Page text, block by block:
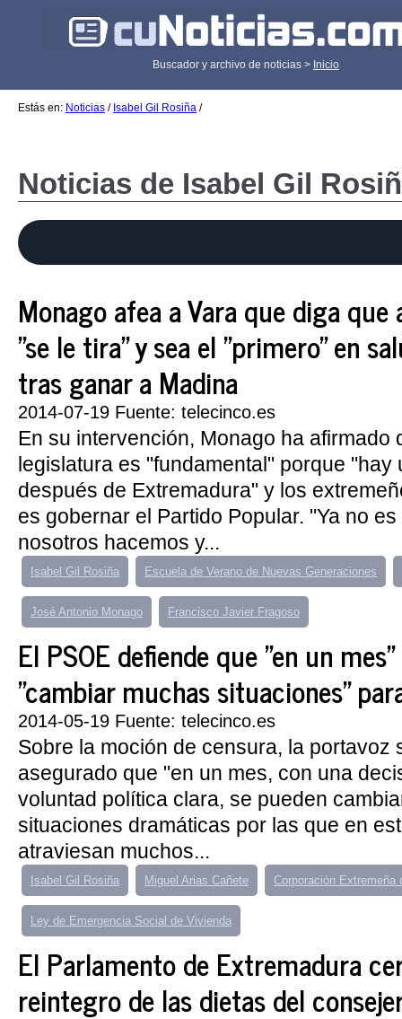
Buscador y archivo de noticias > Inicio
Estás en: Noticias / Isabel Gil Rosiña /
Noticias de Isabel Gil
Monago afea a Vara que diga que
"se le tira" y sea el "primero" en
tras ganar a Madina
2014-07-19 Fuente: telecinco.es
En su intervención, Monago ha afirmado
legislatura es "fundamental" porque "hay
después de Extremadura" y los
es gobernar el Partido Popular. "Ya no
nosotros hacemos y...
Isabel Gil Rosiña Escuela de Verano de Nuevas Generaciones
José Antonio Monago Francisco Javier Fragoso
El PSOE defiende que "en un
"cambiar muchas situaciones"
2014-05-19 Fuente: telecinco.es
Sobre la moción de censura, la portavoz
asegurado que "en un mes, con una
voluntad política clara, se pueden
situaciones dramáticas por las que en
atraviesan muchos...
Isabel Gil Rosiña Miguel Arias Cañete Corporación Extremeña
Ley de Emergencia Social de Vivienda
El Parlamento de Extremadura
reintegro de las dietas del